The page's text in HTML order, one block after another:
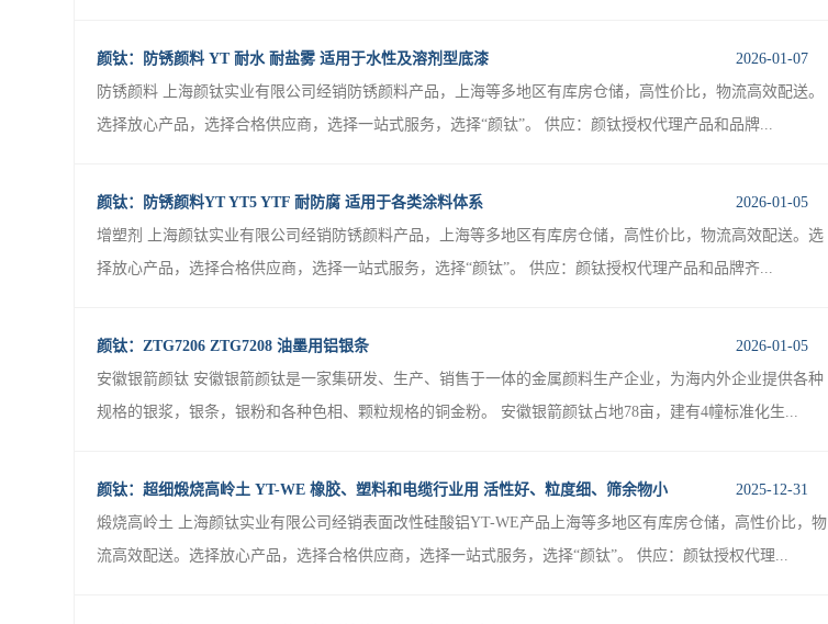
颜钛：防锈颜料 YT 耐水 耐盐雾 适用于水性及溶剂型底漆
2026-01-07
防锈颜料 上海颜钛实业有限公司经销防锈颜料产品，上海等多地区有库房仓储，高性价比，物流高效配送。
选择放心产品，选择合格供应商，选择一站式服务，选择“颜钛”。 供应：颜钛授权代理产品和品牌...
颜钛：防锈颜料YT YT5 YTF 耐防腐 适用于各类涂料体系
2026-01-05
增塑剂 上海颜钛实业有限公司经销防锈颜料产品，上海等多地区有库房仓储，高性价比，物流高效配送。选
择放心产品，选择合格供应商，选择一站式服务，选择“颜钛”。 供应：颜钛授权代理产品和品牌齐...
颜钛：ZTG7206 ZTG7208 油墨用铝银条
2026-01-05
安徽银箭颜钛 安徽银箭颜钛是一家集研发、生产、销售于一体的金属颜料生产企业，为海内外企业提供各种
规格的银浆，银条，银粉和各种色相、颗粒规格的铜金粉。 安徽银箭颜钛占地78亩，建有4幢标准化生...
颜钛：超细煅烧高岭土 YT-WE 橡胶、塑料和电缆行业用 活性好、粒度细、筛余物小
2025-12-31
煅烧高岭土 上海颜钛实业有限公司经销表面改性硅酸铝YT-WE产品上海等多地区有库房仓储，高性价比，物
流高效配送。选择放心产品，选择合格供应商，选择一站式服务，选择“颜钛”。 供应：颜钛授权代理...